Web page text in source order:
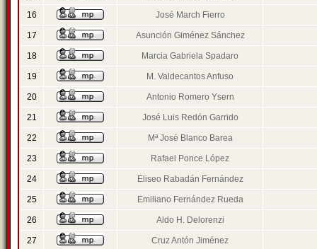
16 José March Fierro
17 Asunción Giménez Sánchez
18 Marcia Gabriela Spadaro
19 M. Valdecantos Anfuso
20 Antonio Romero Ysern
21 José Luis Redón Garrido
22 Mª José Blanco Barea
23 Rafael Ponce López
24 Eliseo Rabadán Fernández
25 Emiliano Fernández Rueda
26 Aldo H. Delorenzi
27 Cruz Antón Jiménez